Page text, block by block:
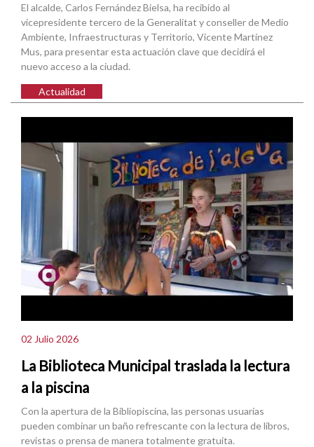
El alcalde, Carlos Fernández Bielsa, ha recibido al
vicepresidente tercero de la Generalitat y conseller de Medio
Ambiente, Infraestructuras y Territorio, Vicente Martínez
Mus, para presentar esta actuación clave que decidirá el
nuevo acceso a la ciudad.
Actualidad
02 Julio 2026
La Biblioteca Municipal traslada la lectura
a la piscina
Con la apertura de la Bibliopiscina, las personas usuarias
pueden combinar un baño refrescante con la lectura de libros,
revistas o prensa de manera totalmente gratuita.